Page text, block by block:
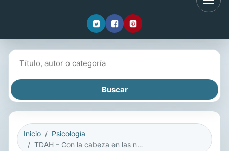
Inicio
Psicología
TDAH – Con la cabeza en las nubes: 100 preguntas y respuestas sobre el trastorno por déficit de atención con hiperactividad